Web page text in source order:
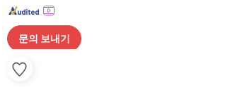
문의 보내기